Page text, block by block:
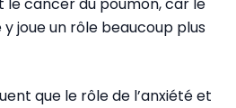
cancer du poumon, car le
joue un rôle beaucoup plus
que le rôle de l’anxiété et